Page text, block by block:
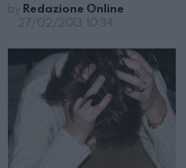
by Redazione Online
27/02/2013, 10:34